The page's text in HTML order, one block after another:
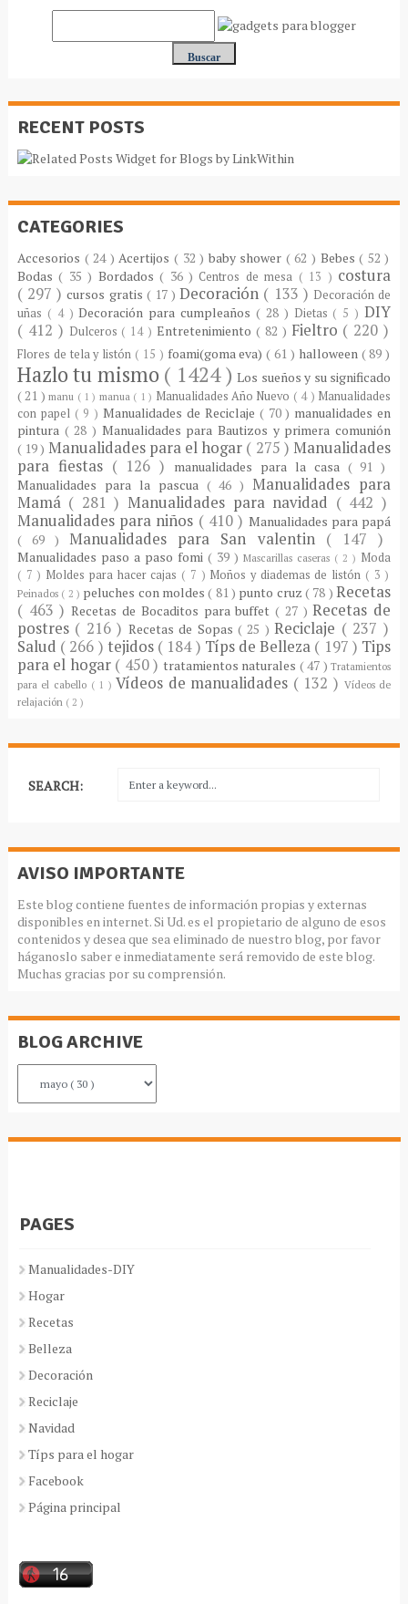
RECENT POSTS
CATEGORIES
Accesorios ( 24 )Acertijos ( 32 ) baby shower ( 62 ) Bebes( 52 )
Bodas( 35 ) Bordados( 36 ) Centros de mesa ( 13 ) costura
( 297 )cursos gratis ( 17 )Decoración ( 133 ) Decoración de
uñas ( 4 )Decoración para cumpleaños( 28 ) Dietas ( 5 )DIY
( 412 ) Dulceros ( 14 )Entretenimiento ( 82 ) Fieltro ( 220 )
Flores de tela y listón ( 15 ) foami(goma eva)( 61 ) halloween ( 89 )
Hazlo tu mismo ( 1424 )Los sueños y su significado
( 21 )manu ( 1 ) manua ( 1 ) Manualidades Año Nuevo ( 4 ) Manualidades
con papel ( 9 )Manualidades de Reciclaje ( 70 ) manualidades en
pintura ( 28 ) Manualidades para Bautizos y primera comunión
( 19 ) Manualidades para el hogar ( 275 )Manualidades
para fiestas ( 126 ) manualidades para la casa ( 91 )
Manualidades para la pascua ( 46 )Manualidades para
Mamá ( 281 ) Manualidades para navidad ( 442 )
Manualidades para niños ( 410 ) Manualidades para papá
( 69 )Manualidades para San valentin ( 147 )
Manualidades paso a paso fomi ( 39 )Mascarillas caseras ( 2 ) Moda
( 7 ) Moldes para hacer cajas ( 7 ) Moños y diademas de listón ( 3 )
Peinados ( 2 ) peluches con moldes( 81 ) punto cruz( 78 )Recetas
( 463 )Recetas de Bocaditos para buffet( 27 )Recetas de
postres ( 216 ) Recetas de Sopas( 25 )Reciclaje ( 237 )
Salud ( 266 ) tejidos ( 184 ) Típs de Belleza ( 197 ) Tips
para el hogar ( 450 ) tratamientos naturales ( 47 )Tratamientos
para el cabello ( 1 ) Vídeos de manualidades ( 132 ) Vídeos de
relajación ( 2 )
SEARCH:
AVISO IMPORTANTE
Este blog contiene fuentes de información propias y externas
disponibles en internet. Si Ud. es el propietario de alguno de esos
contenidos y desea que sea eliminado de nuestro blog, por favor
háganoslo saber e inmediatamente será removido de este blog.
Muchas gracias por su comprensión.
BLOG ARCHIVE
PAGES
Manualidades-DIY
Hogar
Recetas
Belleza
Decoración
Reciclaje
Navidad
Típs para el hogar
Facebook
Página principal